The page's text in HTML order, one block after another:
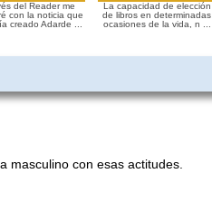
del Reader me
con la noticia que
creado Adarde ...
La capacidad de elección
de libros en determinadas
ocasiones de la vida, n ...
masculino con esas actitudes.